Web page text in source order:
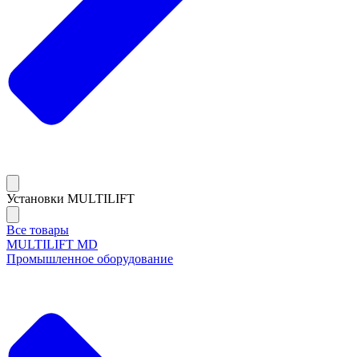
Установки MULTILIFT
Все товары
MULTILIFT MD
Промышленное оборудование